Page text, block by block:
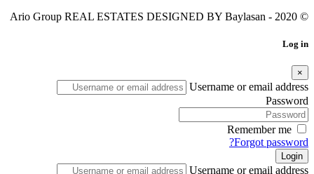
© 2020 - Ario Group REAL ESTATES DESIGNED BY
Baylasan
Log in
×
Username or email address
Password
Remember me
Forgot password?
Login
Username or email address